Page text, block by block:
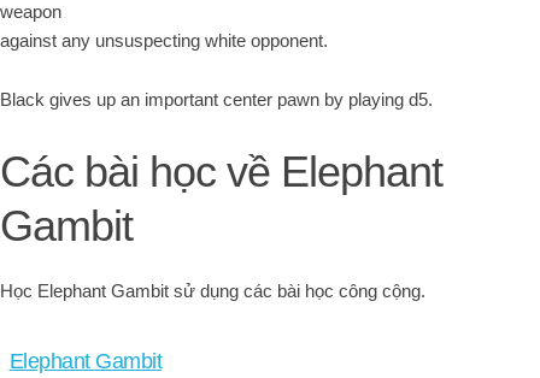
weapon
against any unsuspecting white opponent.
Black gives up an important center pawn by playing d5.
Các bài học về Elephant
Gambit
Học Elephant Gambit sử dụng các bài học công cộng.
Elephant Gambit